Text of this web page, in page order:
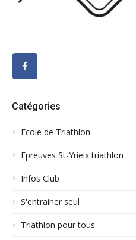
Catégories
Ecole de Triathlon
Epreuves St-Yrieix triathlon
Infos Club
S'entrainer seul
Triathlon pour tous